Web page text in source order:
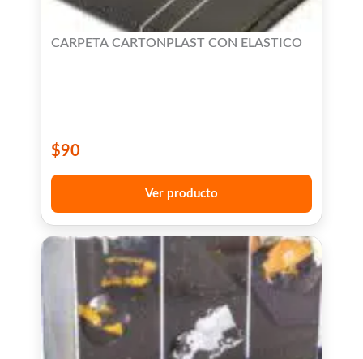
CARPETA CARTONPLAST CON ELASTICO
$90
Ver producto